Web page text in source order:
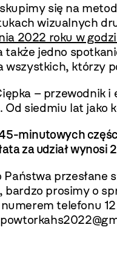
się na
wizualnych
2022 roku w
jedno
wszystkich, którzy
–
Od siedmiu lat
minutowych
za udział
prosimy o
telefonu